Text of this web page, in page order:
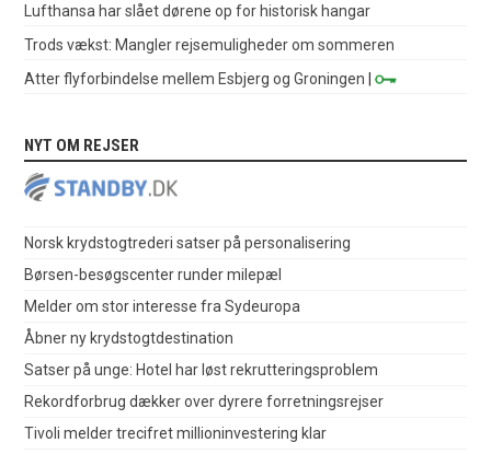
Lufthansa har slået dørene op for historisk hangar
Trods vækst: Mangler rejsemuligheder om sommeren
Atter flyforbindelse mellem Esbjerg og Groningen |
NYT OM REJSER
Norsk krydstogtrederi satser på personalisering
Børsen-besøgscenter runder milepæl
Melder om stor interesse fra Sydeuropa
Åbner ny krydstogtdestination
Satser på unge: Hotel har løst rekrutteringsproblem
Rekordforbrug dækker over dyrere forretningsrejser
Tivoli melder trecifret millioninvestering klar